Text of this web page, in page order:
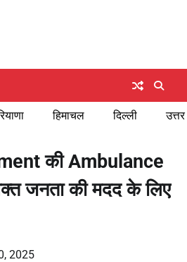
हिमाचल दिल्ली
की Ambulance
जनता की मदद के लिए
2025